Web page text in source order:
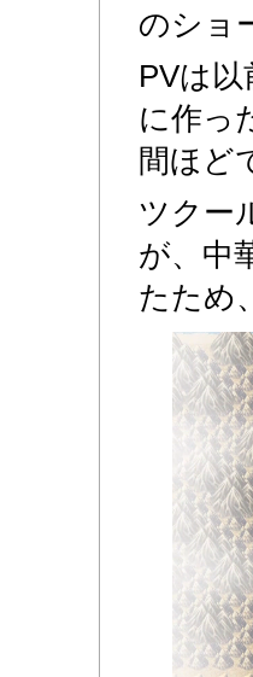
のショ
PVは以
に作っ
間ほど
ツクー
が、中
たため